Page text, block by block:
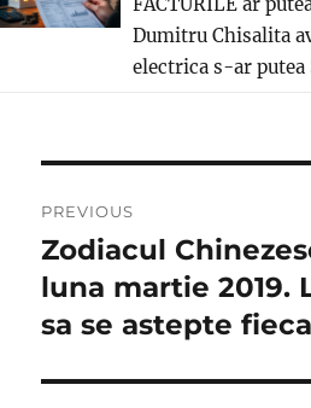
Dumitru Chisalita
electrica s-ar putea
în
articole
PREVIOUS
Previous
post:
Zodiacul
luna martie 2019.
sa se astepte